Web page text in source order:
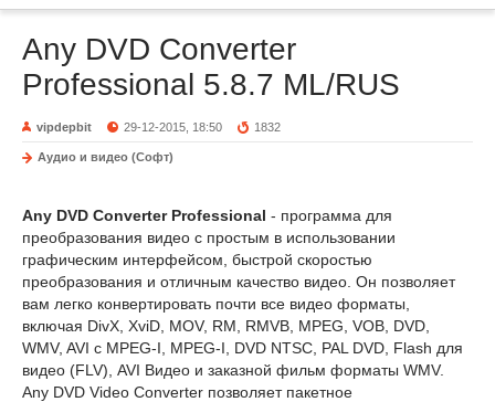
Any DVD Converter
Professional 5.8.7 ML/RUS
vipdepbit 29-12-2015, 18:50 1832
Аудио и видео (Софт)
Any DVD Converter Professional - программа для
преобразования видео с простым в использовании
графическим интерфейсом, быстрой скоростью
преобразования и отличным качество видео. Он позволяет
вам легко конвертировать почти все видео форматы,
включая DivX, XviD, MOV, RM, RMVB, MPEG, VOB, DVD,
WMV, AVI с MPEG-I, MPEG-I, DVD NTSC, PAL DVD, Flash для
видео (FLV), AVI Видео и заказной фильм форматы WMV.
Any DVD Video Converter позволяет пакетное